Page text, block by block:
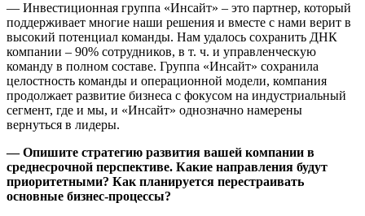
— Инвестиционная группа «Инсайт» – это партнер, который
поддерживает многие наши решения и вместе с нами верит в
высокий потенциал команды. Нам удалось сохранить ДНК
компании – 90% сотрудников, в т. ч. и управленческую
команду в полном составе. Группа «Инсайт» сохранила
целостность команды и операционной модели, компания
продолжает развитие бизнеса с фокусом на индустриальный
сегмент, где и мы, и «Инсайт» однозначно намерены
вернуться в лидеры.
— Опишите стратегию развития вашей компании в
среднесрочной перспективе. Какие направления будут
приоритетными? Как планируется перестраивать
основные бизнес-процессы?